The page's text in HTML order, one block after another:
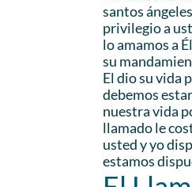
santos
privilegio a
lo amamos a
su
El dio su vida
debemos
nuestra vida
llamado le
usted y yo
estamos